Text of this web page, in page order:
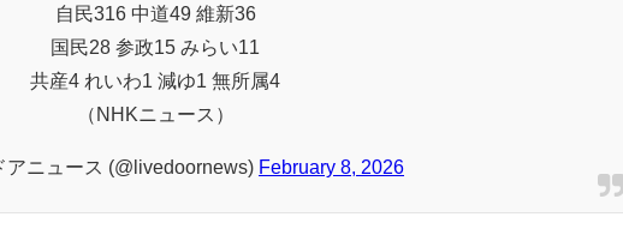
自民316 中道49 維新36
国民28 参政15 みらい11
共産4 れいわ1 減ゆ1 無所属4
（NHKニュース）
ニュース (@livedoornews) February 8, 2026